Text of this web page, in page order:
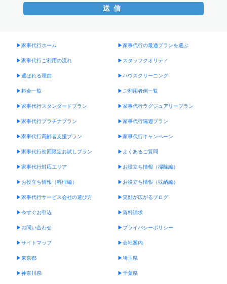
▶︎家事代行ホーム ▶︎家事代行の最適プランを選ぶ
▶︎家事代行ご利用の流れ ▶︎スタッフクオリティ
▶︎選ばれる理由 ▶︎ハウスクリーニング
▶︎料金一覧 ▶︎ご利用者例一覧
▶︎家事代行スタンダードプラン ▶︎家事代行ラグジュアリープラン
▶︎家事代行プラチナプラン ▶︎家事代行隔週プラン
▶︎家事代行高齢者支援プラン ▶︎家事代行キャンペーン
▶︎家事代行初回限定お試しプラン ▶︎よくあるご質問
▶︎家事代行対応エリア ▶︎お役立ち情報（掃除編）
▶︎お役立ち情報（料理編） ▶︎お役立ち情報（収納編）
▶︎家事代行サービス会社の選び方 ▶︎笑顔が広がるブログ
▶︎今すぐお申込 ▶︎資料請求
▶︎お問い合わせ ▶︎プライバシーポリシー
▶︎サイトマップ ▶︎会社案内
▶︎東京都 ▶︎埼玉県
▶︎神奈川県 ▶︎千葉県